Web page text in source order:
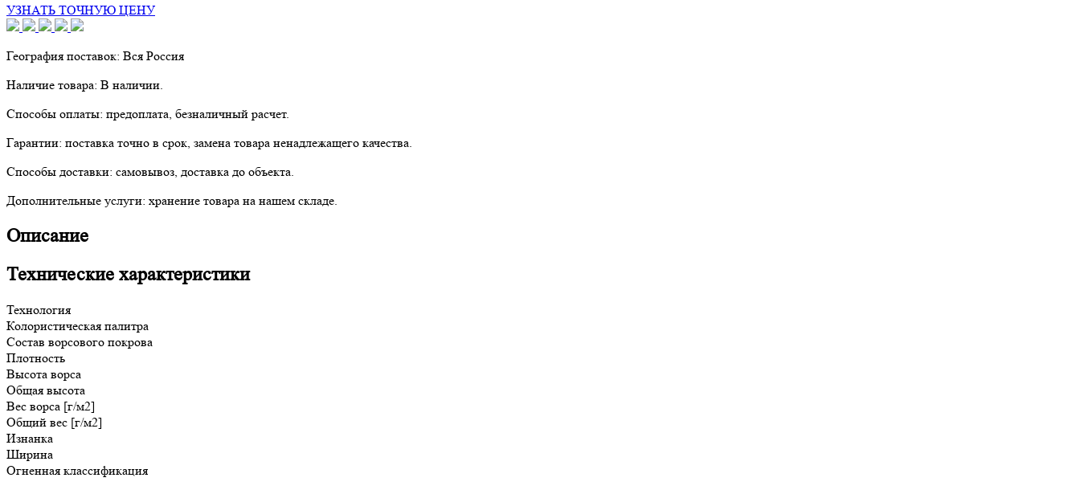
УЗНАТЬ ТОЧНУЮ ЦЕНУ
География поставок: Вся Россия
Наличие товара: В наличии.
Способы оплаты: предоплата, безналичный расчет.
Гарантии: поставка точно в срок, замена товара ненадлежащего качества.
Способы доставки: самовывоз, доставка до объекта.
Дополнительные услуги: хранение товара на нашем складе.
Описание
Технические характеристики
Технология
Колористическая палитра
Состав ворсового покрова
Плотность
Высота ворса
Общая высота
Вес ворса [г/м2]
Общий вес [г/м2]
Изнанка
Ширина
Огненная классификация